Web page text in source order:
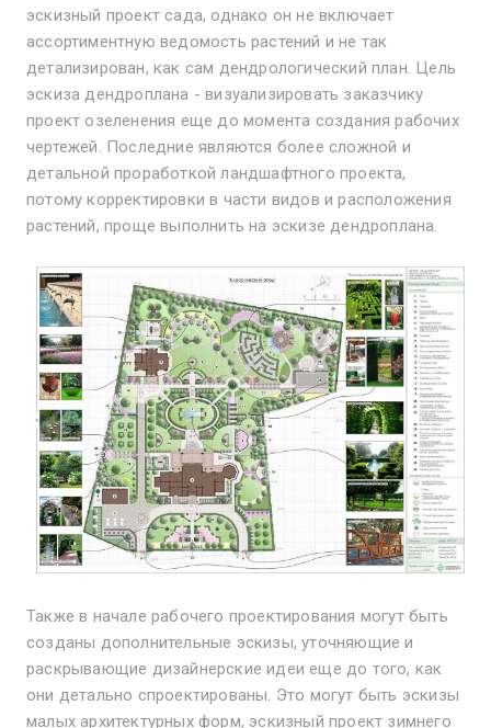
эскизный проект сада, однако он не включает
ассортиментную ведомость растений и не так
детализирован, как сам дендрологический план. Цель
эскиза дендроплана - визуализировать заказчику
проект озеленения еще до момента создания рабочих
чертежей. Последние являются более сложной и
детальной проработкой ландшафтного проекта,
потому корректировки в части видов и расположения
растений, проще выполнить на эскизе дендроплана.
Также в начале рабочего проектирования могут быть
созданы дополнительные эскизы, уточняющие и
раскрывающие дизайнерские идеи еще до того, как
они детально спроектированы. Это могут быть эскизы
малых архитектурных форм, эскизный проект зимнего